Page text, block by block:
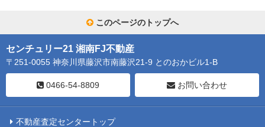
このページのトップへ
センチュリー21 湘南FJ不動産
〒251-0055 神奈川県藤沢市南藤沢21-9 とのおかビル1-B
0466-54-8809 お問い合わせ
不動産査定センタートップ